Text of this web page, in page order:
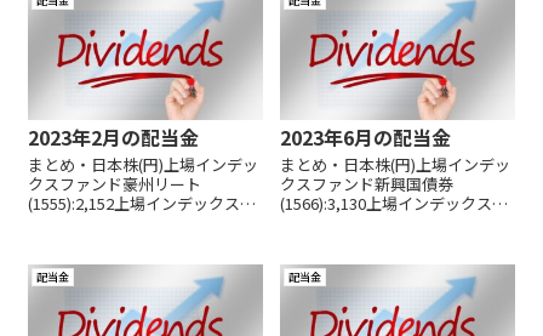
2023年2月の配当金
まとめ・日本株(円)上場インデッ
クスファンド豪州リート
(1555):2,152上場インデックスフ
当株５０指数連動型上場投信
(1489):1,965iシェアーズ 米ドル...
2023年6月の配当金
まとめ・日本株(円)上場インデッ
クスファンド新興国債券
(1566):3,130上場インデックスフ
ル)VYM(SBI):9.48VYM(楽
天):17.62HDV(SBI)...
配当金 配当金